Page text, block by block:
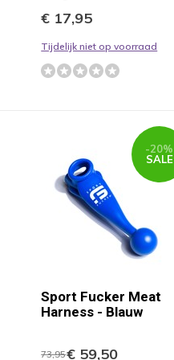
€ 17,95
Tijdelijk niet op voorraad
Sport Fucker Meat
Harness - Blauw
-20%
SALE
73,95€ 59,50